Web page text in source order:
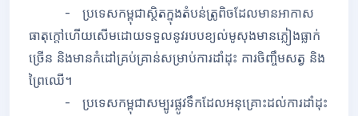
- ប្រទេសកម្ពុជាស្ថិតក្នុងតំបន់ត្រូពិចដែលមានអាកាស
ធាតុក្តៅហើយសើមដោយទទួលនូវរបបខ្យល់មូសុងមានភ្លៀងធ្លាក់
ច្រើន និងមានកំដៅគ្រប់គ្រាន់សម្រាប់ការដាំដុះ ការចិញ្ចឹមសត្វ និង
ព្រៃឈើ។
- ប្រទេសកម្ពុជាសម្បូរផ្លូវទឹកដែលអនុគ្រោះដល់ការដាំដុះ